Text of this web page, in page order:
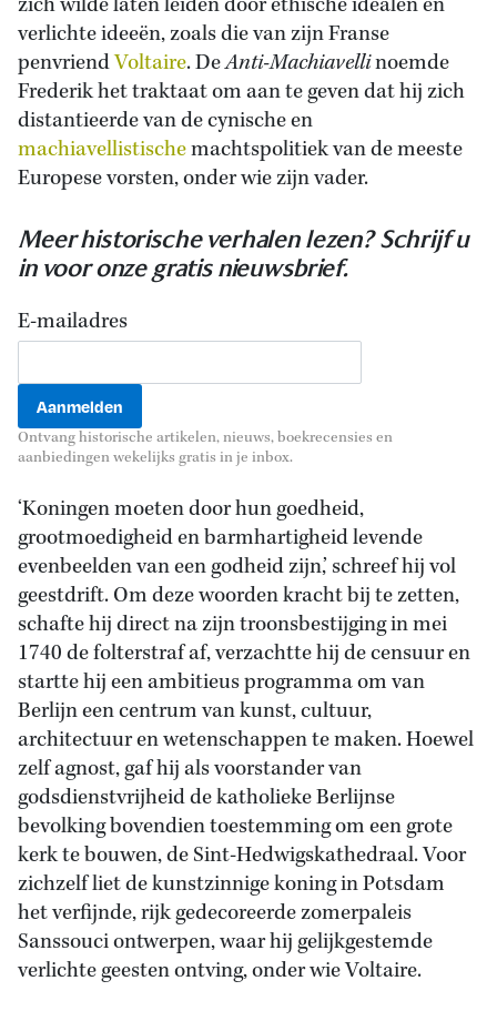
verlichte ideeën, zoals die van zijn Franse
penvriendVoltaire. DeAnti-Machiavellinoemde
Frederik het traktaat om aan te geven dat hij zich
distantieerde van de cynische en
machiavellistischemachtspolitiek van de meeste
Europese vorsten, onder wie zijn vader.
Meer historische verhalen lezen? Schrijf u
in voor onze gratis nieuwsbrief.
E-mailadres
Ontvang historische artikelen, nieuws, boekrecensies en
aanbiedingen wekelijks gratis in je inbox.
‘Koningen moeten door hun goedheid,
grootmoedigheid en barmhartigheid levende
evenbeelden van een godheid zijn,’ schreef hij vol
geestdrift. Om deze woorden kracht bij te zetten,
schafte hij direct na zijn troonsbestijging in mei
1740 de folterstraf af, verzachtte hij de censuur en
startte hij een ambitieus programma om van
Berlijn een centrum van kunst, cultuur,
architectuur en wetenschappen te maken. Hoewel
zelf agnost, gaf hij als voorstander van
godsdienstvrijheid de katholieke Berlijnse
bevolking bovendien toestemming om een grote
kerk te bouwen, de Sint-Hedwigskathedraal. Voor
zichzelf liet de kunstzinnige koning in Potsdam
het verfijnde, rijk gedecoreerde zomerpaleis
Sanssouci ontwerpen, waar hij gelijkgestemde
verlichte geesten ontving, onder wie Voltaire.